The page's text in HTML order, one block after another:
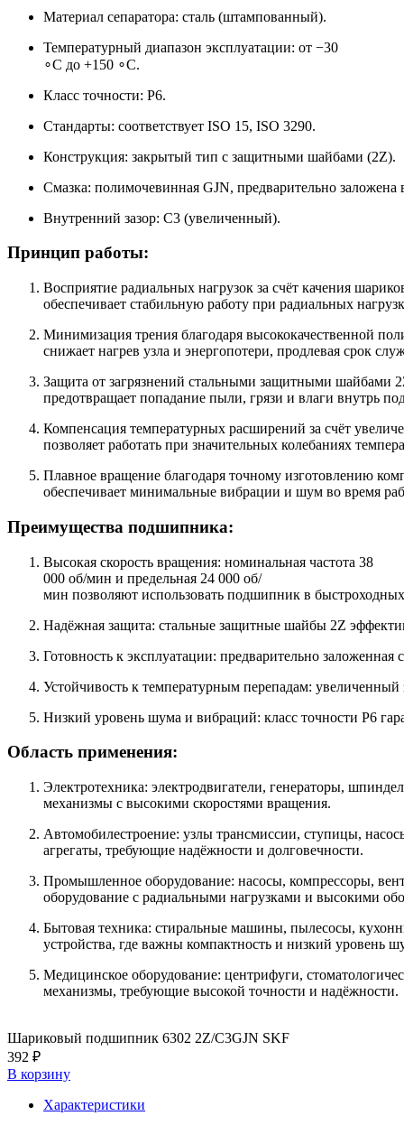
Материал сепаратора: сталь (штампованный).
Температурный диапазон эксплуатации: от −30
∘C до +150 ∘C.
Класс точности: P6.
Стандарты: соответствует ISO 15, ISO 3290.
Конструкция: закрытый тип с защитными шайбами (2Z).
Смазка: полимочевинная GJN, предварительно
Внутренний зазор: C3 (увеличенный).
Принцип работы:
Восприятие радиальных нагрузок за счёт качения
обеспечивает стабильную работу при радиальных
Минимизация трения благодаря высококачественной
снижает нагрев узла и энергопотери, продлевая срок
Защита от загрязнений стальными защитными шайбами
предотвращает попадание пыли, грязи и влаги внутрь
Компенсация температурных расширений за счёт
позволяет работать при значительных колебаниях
Плавное вращение благодаря точному изготовлению
обеспечивает минимальные вибрации и шум во время
Преимущества подшипника:
Высокая скорость вращения: номинальная частота 38
000 об/мин и предельная 24 000 об/
мин позволяют использовать подшипник в
Надёжная защита: стальные защитные шайбы 2Z
Готовность к эксплуатации: предварительно
Устойчивость к температурным перепадам:
Низкий уровень шума и вибраций: класс точности P6
Область применения:
Электротехника: электродвигатели, генераторы,
механизмы с высокими скоростями вращения.
Автомобилестроение: узлы трансмиссии, ступицы,
агрегаты, требующие надёжности и долговечности.
Промышленное оборудование: насосы, компрессоры,
оборудование с радиальными нагрузками и высокими
Бытовая техника: стиральные машины, пылесосы,
устройства, где важны компактность и низкий уровень
Медицинское оборудование: центрифуги,
механизмы, требующие высокой точности и надёжности.
Шариковый подшипник 6302 2Z/C3GJN SKF
392 ₽
В корзину
Характеристики